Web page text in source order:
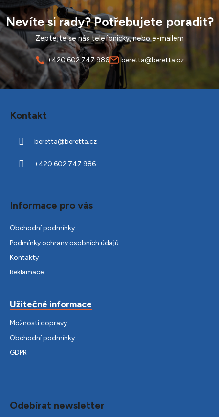
Nevíte si rady? Potřebujete poradit?
Zeptejte se nás telefonicky, nebo e-mailem
+420 602 747 986 beretta@beretta.cz
Kontakt
beretta@beretta.cz
+420 602 747 986
Informace pro vás
Obchodní podmínky
Podmínky ochrany osobních údajů
Kontakty
Reklamace
Užitečné informace
Možnosti dopravy
Obchodní podmínky
GDPR
Odebírat newsletter